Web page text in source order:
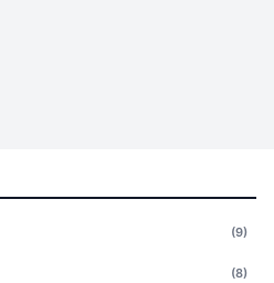
(9)
(8)